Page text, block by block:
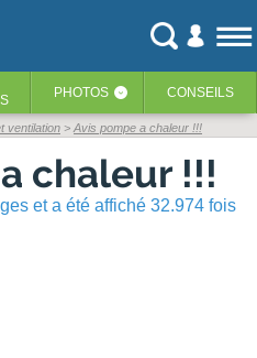
PHOTOS ‹ CONSEILS
ventilation Avis pompe a chaleur !!!
chaleur !!!
et a été affiché 32.974 fois